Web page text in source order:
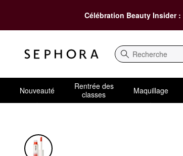
Célébration Beauty Insider :
Recherche
Nouveauté
Rentrée des
classes
Maquillage